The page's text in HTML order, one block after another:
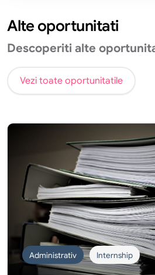
Alte oportunitati
Descoperiti alte
Vezi toate oportunitatile
Administrativ Internship